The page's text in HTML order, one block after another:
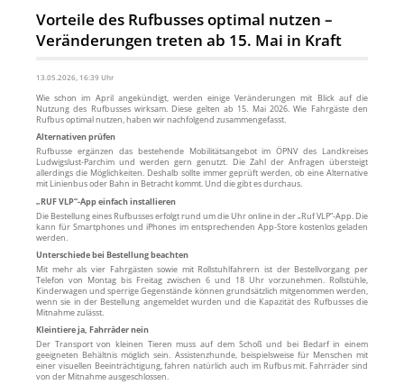
Vorteile des Rufbusses optimal nutzen –
Veränderungen treten ab 15. Mai in Kraft
13.05.2026, 16:39 Uhr
Wie schon im April angekündigt, werden einige Veränderungen mit Blick auf die
Nutzung des Rufbusses wirksam. Diese gelten ab 15. Mai 2026. Wie Fahrgäste den
Rufbus optimal nutzen, haben wir nachfolgend zusammengefasst.
Alternativen prüfen
Rufbusse ergänzen das bestehende Mobilitätsangebot im ÖPNV des Landkreises
Ludwigslust-Parchim und werden gern genutzt. Die Zahl der Anfragen übersteigt
allerdings die Möglichkeiten. Deshalb sollte immer geprüft werden, ob eine Alternative
mit Linienbus oder Bahn in Betracht kommt. Und die gibt es durchaus.
„RUF VLP“-App einfach installieren
Die Bestellung eines Rufbusses erfolgt rund um die Uhr online in der „Ruf VLP“-App. Die
kann für Smartphones und iPhones im entsprechenden App-Store kostenlos geladen
werden.
Unterschiede bei Bestellung beachten
Mit mehr als vier Fahrgästen sowie mit Rollstuhlfahrern ist der Bestellvorgang per
Telefon von Montag bis Freitag zwischen 6 und 18 Uhr vorzunehmen. Rollstühle,
Kinderwagen und sperrige Gegenstände können grundsätzlich mitgenommen werden,
wenn sie in der Bestellung angemeldet wurden und die Kapazität des Rufbusses die
Mitnahme zulässt.
Kleintiere ja, Fahrräder nein
Der Transport von kleinen Tieren muss auf dem Schoß und bei Bedarf in einem
geeigneten Behältnis möglich sein. Assistenzhunde, beispielsweise für Menschen mit
einer visuellen Beeinträchtigung, fahren natürlich auch im Rufbus mit. Fahrräder sind
von der Mitnahme ausgeschlossen.